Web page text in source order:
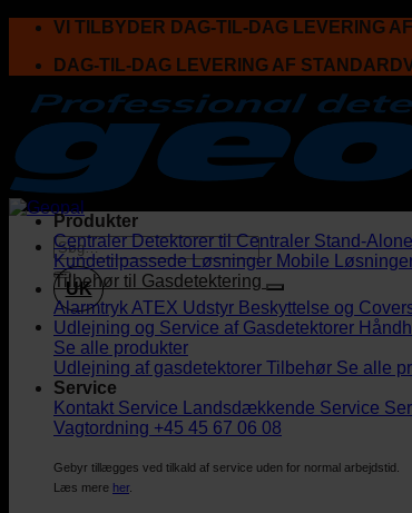
Fortsæt
indhold
VI TILBYDER DAG-TIL-DAG LEVERING
DAG-TIL-DAG LEVERING AF
UK
Produkter
Centraler Detektorer til Centraler Stand-
Kundetilpassede Løsninger Mobile
Tilbehør til Gasdetektering
AlarmtrykATEX Udstyr Beskyttelse og
Udlejning og Service af Gasdetektorer
Se alle produkter
Udlejning af gasdetektorer Tilbehør Se alle
Service
Kontakt Service
Landsdækkende Service
Vagtordning +45 45 67 06 08
Gebyr tillægges ved tilkald af service uden for normal arbejdstid.
Læs mere her.